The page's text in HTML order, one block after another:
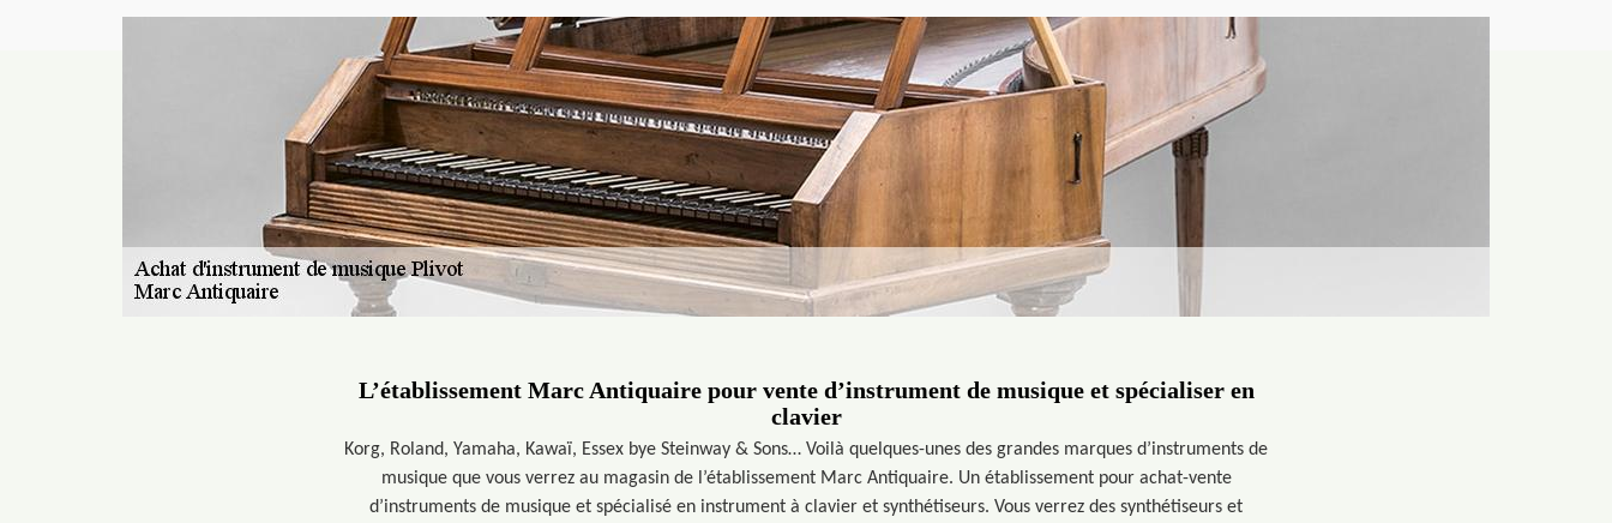
L’établissement Marc Antiquaire pour vente d’instrument de musique et spécialiser en
clavier
Korg, Roland, Yamaha, Kawaï, Essex bye Steinway & Sons… Voilà quelques-unes des grandes marques d’instruments de
musique que vous verrez au magasin de l’établissement Marc Antiquaire. Un établissement pour achat-vente
d’instruments de musique et spécialisé en instrument à clavier et synthétiseurs. Vous verrez des synthétiseurs et